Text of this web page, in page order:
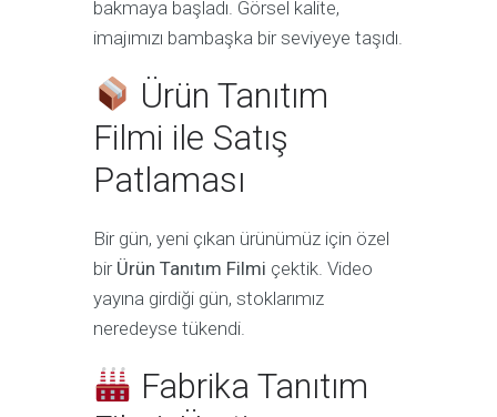
bakmaya başladı. Görsel kalite,
imajımızı bambaşka bir seviyeye taşıdı.
Ürün Tanıtım
Filmi ile Satış
Patlaması
Bir gün, yeni çıkan ürünümüz için özel
bir Ürün Tanıtım Filmi çektik. Video
yayına girdiği gün, stoklarımız
neredeyse tükendi.
Fabrika Tanıtım